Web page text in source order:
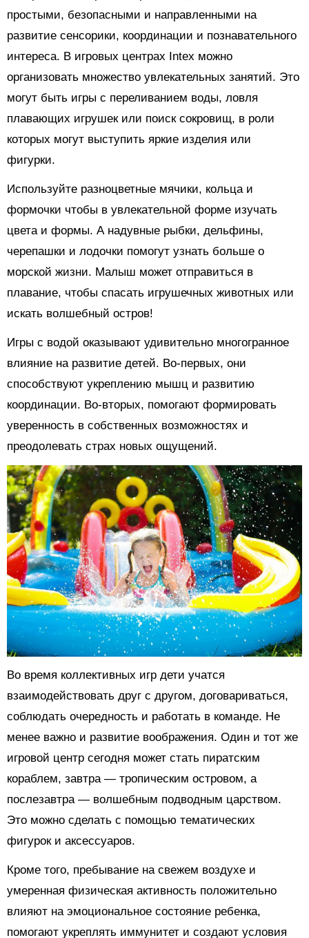
простыми, безопасными и направленными на
развитие сенсорики, координации и познавательного
интереса. В игровых центрах Intex можно
организовать множество увлекательных занятий. Это
могут быть игры с переливанием воды, ловля
плавающих игрушек или поиск сокровищ, в роли
которых могут выступить яркие изделия или
фигурки.
Используйте разноцветные мячики, кольца и
формочки чтобы в увлекательной форме изучать
цвета и формы. А надувные рыбки, дельфины,
черепашки и лодочки помогут узнать больше о
морской жизни. Малыш может отправиться в
плавание, чтобы спасать игрушечных животных или
искать волшебный остров!
Игры с водой оказывают удивительно многогранное
влияние на развитие детей. Во-первых, они
способствуют укреплению мышц и развитию
координации. Во-вторых, помогают формировать
уверенность в собственных возможностях и
преодолевать страх новых ощущений.
Во время коллективных игр дети учатся
взаимодействовать друг с другом, договариваться,
соблюдать очередность и работать в команде. Не
менее важно и развитие воображения. Один и тот же
игровой центр сегодня может стать пиратским
кораблем, завтра — тропическим островом, а
послезавтра — волшебным подводным царством.
Это можно сделать с помощью тематических
фигурок и аксессуаров.
Кроме того, пребывание на свежем воздухе и
умеренная физическая активность положительно
влияют на эмоциональное состояние ребенка,
помогают укреплять иммунитет и создают условия